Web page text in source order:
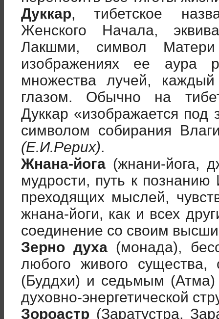
Дуккар, тибетское
Женского Начала,
Лакшми, символ
изображениях ее аура
множества лучей,
глазом. Обычно на
Дуккар «изображается под
символом собирания
(Е.И.Рерих).
Жнана-йога (жнани-йога,
мудрости, путь к
преходящих мыслей,
жнана-йоги, как и всех
соединение со своим
Зерно духа (монада),
любого живого существа,
(Буддхи) и седьмым (Атма)
духовно-энергетической
Зороастр (Заратустра,